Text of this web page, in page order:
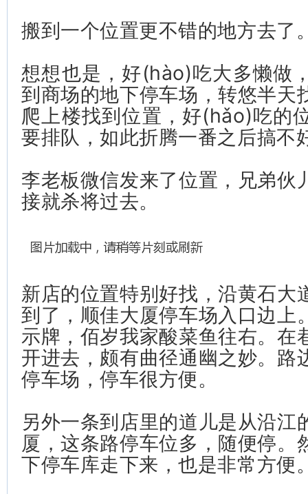
搬到一个位置更不错的地方去了
想想也是，好(hào)吃大多懒做
到商场的地下停车场，转悠半天
爬上楼找到位置，好(hǎo)吃的
要排队，如此折腾一番之后搞不
李老板微信发来了位置，兄弟伙
接就杀将过去。
新店的位置特别好找，沿黄石大
到了，顺佳大厦停车场入口边上
示牌，佰岁我家酸菜鱼往右。在
开进去，颇有曲径通幽之妙。路
停车场，停车很方便。
另外一条到店里的道儿是从沿江
厦，这条路停车位多，随便停。
下停车库走下来，也是非常方便